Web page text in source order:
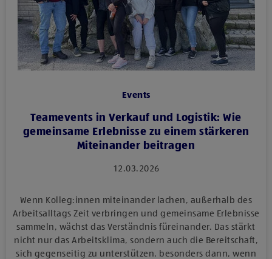
Events
Teamevents in Verkauf und Logistik: Wie
gemeinsame Erlebnisse zu einem stärkeren
Miteinander beitragen
12.03.2026
Wenn Kolleg:innen miteinander lachen, außerhalb des
Arbeitsalltags Zeit verbringen und gemeinsame Erlebnisse
sammeln, wächst das Verständnis füreinander. Das stärkt
nicht nur das Arbeitsklima, sondern auch die Bereitschaft,
sich gegenseitig zu unterstützen, besonders dann, wenn